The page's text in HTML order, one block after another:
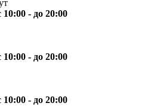
10:00 - до 20:00
10:00 - до 20:00
10:00 - до 20:00